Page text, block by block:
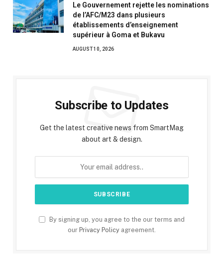
Le Gouvernement rejette les nominations
de l’AFC/M23 dans plusieurs
établissements d’enseignement
supérieur à Goma et Bukavu
AUGUST 10, 2026
Subscribe to Updates
Get the latest creative news from SmartMag
about art & design.
By signing up, you agree to the our terms and
our Privacy Policy agreement.